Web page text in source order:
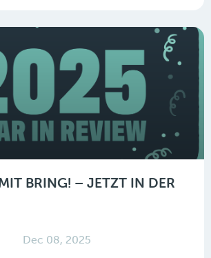
BRING! – JETZT IN DER
Dec 08, 2025